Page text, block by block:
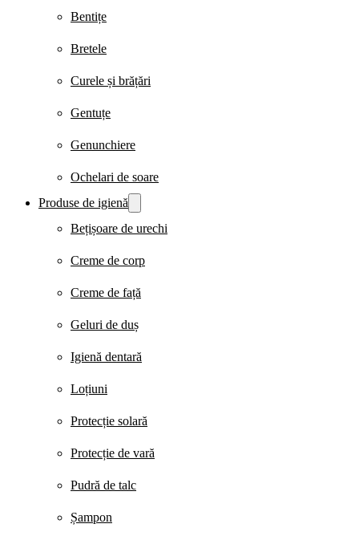
Bentițe
Bretele
Curele și brățări
Gentuțe
Genunchiere
Ochelari de soare
Produse de igienă
Bețișoare de urechi
Creme de corp
Creme de față
Geluri de duș
Igienă dentară
Loțiuni
Protecție solară
Protecție de vară
Pudră de talc
Șampon